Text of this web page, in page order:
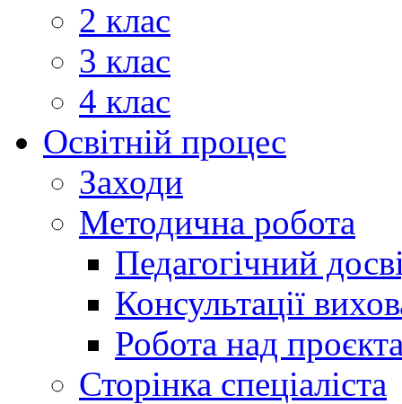
2 клас
3 клас
4 клас
Освітній процес
Заходи
Методична робота
Педагогічний
Консультації
Робота над
Сторінка спеціаліста